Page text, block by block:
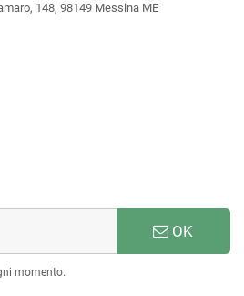
148, 98149 Messina ME
OK
momento.